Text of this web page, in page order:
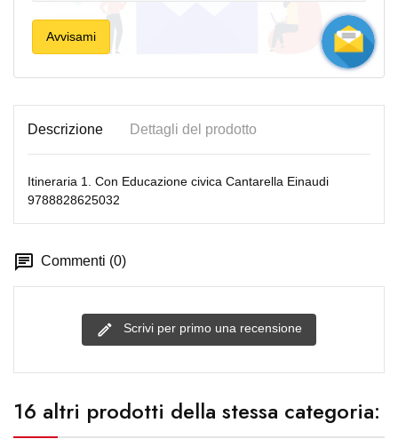
Avvisami
Descrizione Dettagli del prodotto
Itineraria 1. Con Educazione civica Cantarella Einaudi
9788828625032
Commenti (0)
Scrivi per primo una recensione
16 altri prodotti della stessa categoria: